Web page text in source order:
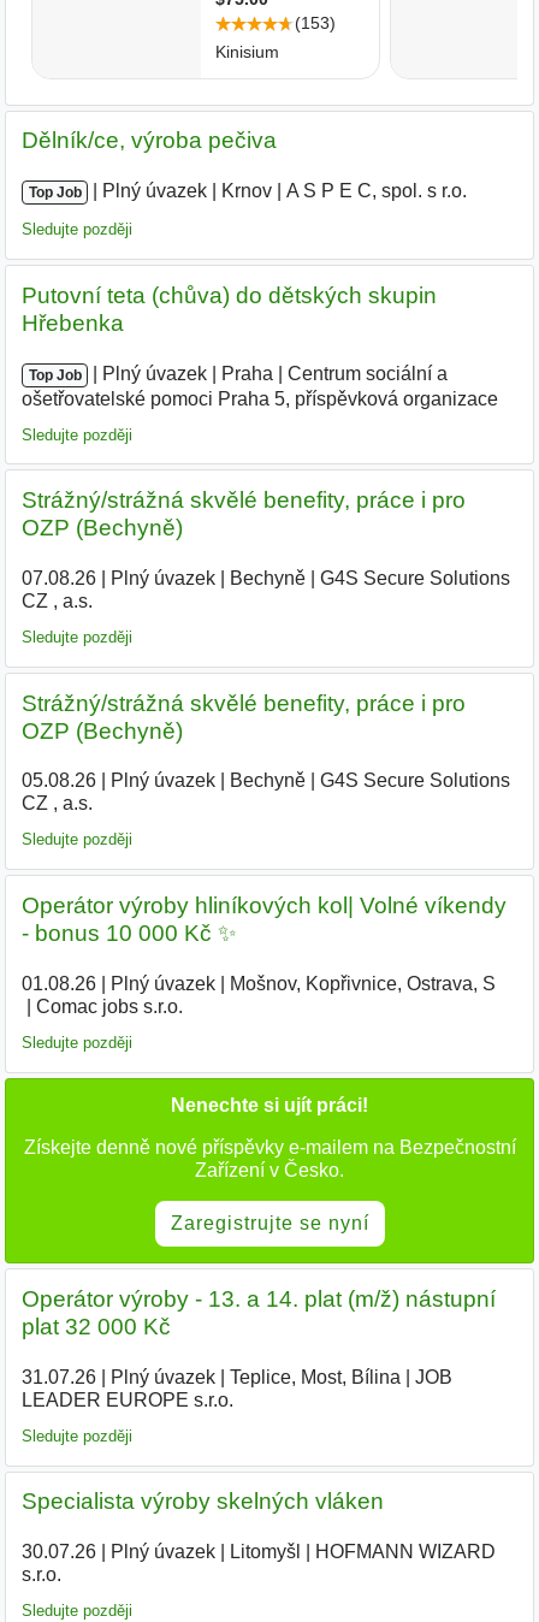
Dělník/ce, výroba pečiva
Top Job Plný úvazek Krnov A S P E C, spol. s r.o.
Sledujte později
Putovní teta (chůva) do dětských skupin
Hřebenka
Top Job Plný úvazek Praha
Centrum sociální a
ošetřovatelské pomoci Praha 5, příspěvková organizace|
Sledujte později
Strážný/strážná skvělé benefity, práce i pro
OZP (Bechyně)
07.08.26| Plný úvazek| Bechyně|
G4S Secure Solutions
CZ , a.s.
Sledujte později
Strážný/strážná skvělé benefity, práce i pro
OZP (Bechyně)
05.08.26| Plný úvazek| Bechyně|
G4S Secure Solutions
CZ , a.s.
Sledujte později
Operátor výroby hliníkových kol| Volné víkendy
- bonus 10 000 Kč ✨
01.08.26| Plný úvazek| Mošnov, Kopřivnice, Ostrava, S
Comac jobs s.r.o.
Sledujte později
Nenechte si ujít práci!
Získejte denně nové příspěvky e-mailem na Bezpečnostní
Zařízení v Česko.
Zaregistrujte se nyní
Operátor výroby - 13. a 14. plat (m/ž) nástupní
plat 32 000 Kč
31.07.26| Plný úvazek| Teplice, Most, Bílina
JOB
LEADER EUROPE s.r.o.
Sledujte později
Specialista výroby skelných vláken
30.07.26| Plný úvazek| Litomyšl
HOFMANN WIZARD
s.r.o.
Sledujte později